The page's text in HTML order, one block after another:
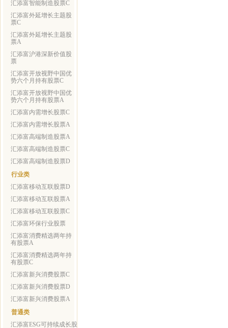
汇添富智能制造股票C
汇添富外延增长主题股
票C
汇添富外延增长主题股
票A
汇添富沪港深新价值股
票
汇添富开放视野中国优
势六个月持有股票C
汇添富开放视野中国优
势六个月持有股票A
汇添富内需增长股票C
汇添富内需增长股票A
汇添富高端制造股票A
汇添富高端制造股票C
汇添富高端制造股票D
行业类
汇添富移动互联股票D
汇添富移动互联股票A
汇添富移动互联股票C
汇添富环保行业股票
汇添富消费精选两年持
有股票A
汇添富消费精选两年持
有股票C
汇添富新兴消费股票C
汇添富新兴消费股票D
汇添富新兴消费股票A
普通类
汇添富ESG可持续成长股